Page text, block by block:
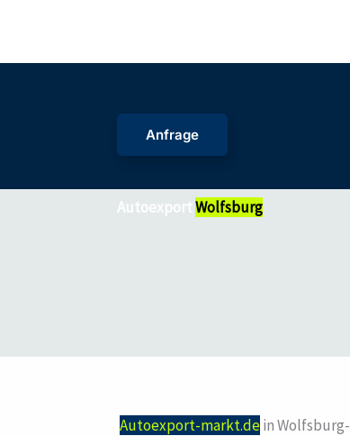
springen
AutoexportWolfsburg
Anfrage
Autoexport-markt.de in